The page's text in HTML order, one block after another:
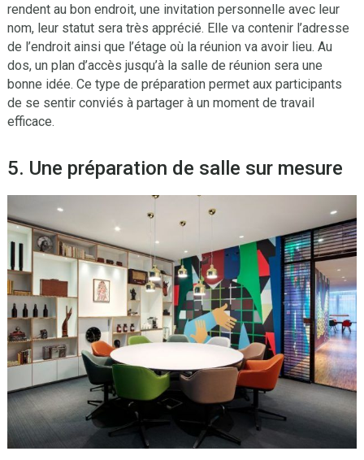
rendent au bon endroit, une invitation personnelle avec leur
nom, leur statut sera très apprécié. Elle va contenir l’adresse
de l’endroit ainsi que l’étage où la réunion va avoir lieu. Au
dos, un plan d’accès jusqu’à la salle de réunion sera une
bonne idée. Ce type de préparation permet aux participants
de se sentir conviés à partager à un moment de travail
efficace.
5. Une préparation de salle sur mesure